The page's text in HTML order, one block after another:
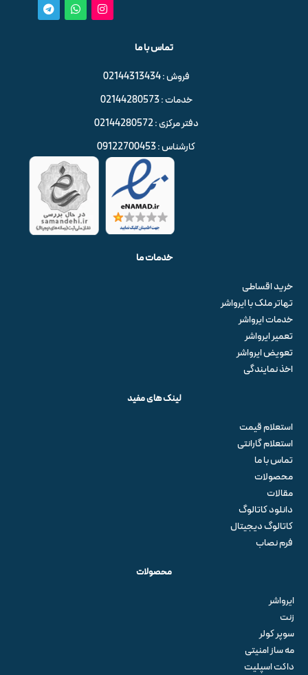
تماس با ما
فروش : 02144313434
خدمات : 02144280573
دفتر مرکزی : 02144280572
کارشناس : 09122700453
خدمات ما
خرید اقساطی
تهاتر ملک با ایرواشر
خدمات ایرواشر
تعمیر ایرواشر
تعویض ایرواشر
اخذ نمایندگی
لینک های مفید
استعلام قیمت
استعلام گارانتی
تماس با ما
محصولات
مقالات
دانلود کاتالوگ
کاتالوگ دیجیتال
فرم نصاب
محصولات
ایرواشر
زنت
سوپر کولر
مه ساز امنیتی
داکت اسپلیت